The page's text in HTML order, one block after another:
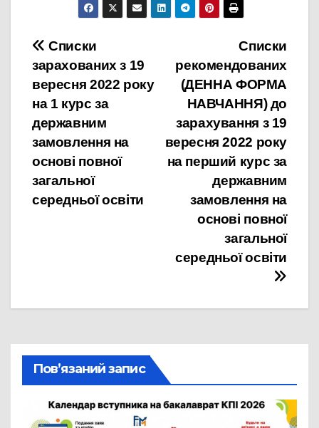
Навігація
записів
Списки
рекомендованих
(ДЕННА ФОРМА
НАВЧАННЯ) до
зарахування з 19
вересня 2022 року
на перший курс за
державним
замовлення на
основі повної
загальної
середньої освіти
Списки
зарахованих з 19
вересня 2022 року
на 1 курс за
державним
замовлення на
основі повної
загальної
середньої освіти
Пов’язаний запис